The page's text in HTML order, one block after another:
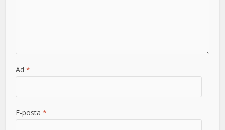
Ad*
E-posta*